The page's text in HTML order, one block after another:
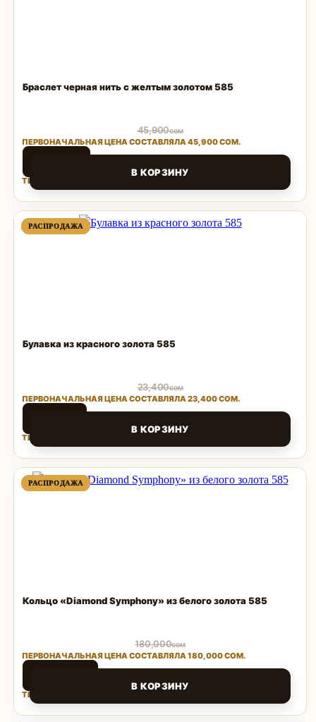
Браслет черная нить с желтым золотом 585
45,900сом
ПЕРВОНАЧАЛЬНАЯ ЦЕНА СОСТАВЛЯЛА 45,900 СОМ.
ТЕКУЩАЯ ЦЕНА: 20,196 СОМ.
В КОРЗИНУ
Поделиться
РАСПРОДАЖА ПРОДАВАЕМЫЙ
ТОВАР
РАСПРОДАЖА ПРОДАВАЕМЫЙ
ТОВАР
Булавка из красного золота 585
23,400сом
ПЕРВОНАЧАЛЬНАЯ ЦЕНА СОСТАВЛЯЛА 23,400 СОМ.
ТЕКУЩАЯ ЦЕНА: 4,860 СОМ.
В КОРЗИНУ
Поделиться
РАСПРОДАЖА ПРОДАВАЕМЫЙ
ТОВАР
РАСПРОДАЖА ПРОДАВАЕМЫЙ
ТОВАР
Кольцо «Diamond Symphony» из белого золота 585
180,000сом
ПЕРВОНАЧАЛЬНАЯ ЦЕНА СОСТАВЛЯЛА 180,000 СОМ.
ТЕКУЩАЯ ЦЕНА: 126,000 СОМ.
В КОРЗИНУ